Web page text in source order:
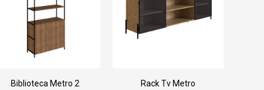
Biblioteca Metro 2
Rack Tv Metro